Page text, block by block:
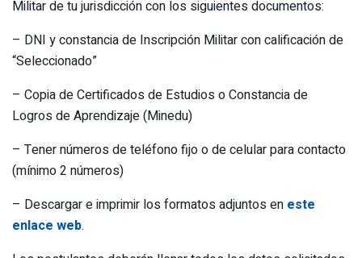
Militar de tu jurisdicción con los siguientes documentos:
– DNI y constancia de Inscripción Militar con calificación de
“Seleccionado”
– Copia de Certificados de Estudios o Constancia de
Logros de Aprendizaje (Minedu)
– Tener números de teléfono fijo o de celular para contacto
(mínimo 2 números)
– Descargar e imprimir los formatos adjuntos en este
enlace web.